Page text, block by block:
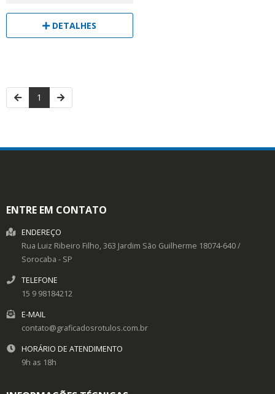
DETALHES
1
ENTRE EM CONTATO
ENDEREÇO
Rua Luiz Ribeiro Filho, 363 Jardim São Guilherme 18074-640/
Sorocaba - SP
TELEFONE
15 9 98184212
E-MAIL
contato@graficadosrotulos.com.br
HORÁRIO DE ATENDIMENTO
9h as 18h